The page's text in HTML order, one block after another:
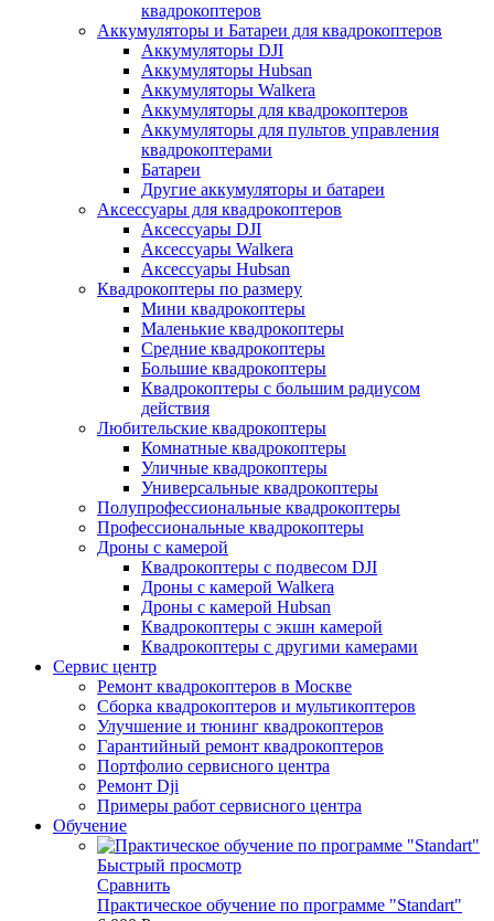
квадрокоптеров
Аккумуляторы и Батареи для квадрокоптеров
Аккумуляторы DJI
Аккумуляторы Hubsan
Аккумуляторы Walkera
Аккумуляторы для квадрокоптеров
Аккумуляторы для пультов управления
квадрокоптерами
Батареи
Другие аккумуляторы и батареи
Аксессуары для квадрокоптеров
Аксессуары DJI
Аксессуары Walkera
Аксессуары Hubsan
Квадрокоптеры по размеру
Мини квадрокоптеры
Маленькие квадрокоптеры
Средние квадрокоптеры
Большие квадрокоптеры
Квадрокоптеры с большим радиусом
действия
Любительские квадрокоптеры
Комнатные квадрокоптеры
Уличные квадрокоптеры
Универсальные квадрокоптеры
Полупрофессиональные квадрокоптеры
Профессиональные квадрокоптеры
Дроны с камерой
Квадрокоптеры с подвесом DJI
Дроны с камерой Walkera
Дроны с камерой Hubsan
Квадрокоптеры с экшн камерой
Квадрокоптеры с другими камерами
Сервис центр
Ремонт квадрокоптеров в Москве
Сборка квадрокоптеров и мультикоптеров
Улучшение и тюнинг квадрокоптеров
Гарантийный ремонт квадрокоптеров
Портфолио сервисного центра
Ремонт Dji
Примеры работ сервисного центра
Обучение
Быстрый просмотр
Сравнить
Практическое обучение по программе "Standart"